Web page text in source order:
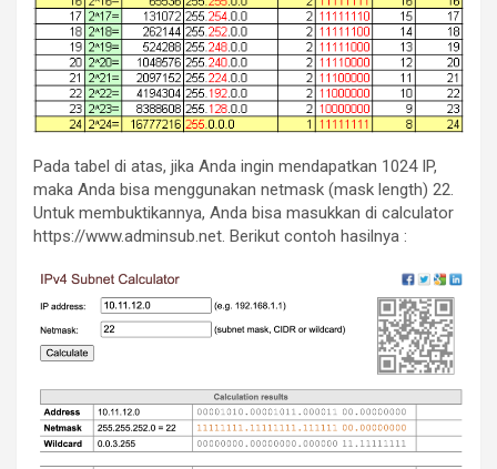
Pada tabel di atas, jika Anda ingin mendapatkan 1024 IP,
maka Anda bisa menggunakan netmask (mask length) 22.
Untuk membuktikannya, Anda bisa masukkan di calculator
https://www.adminsub.net. Berikut contoh hasilnya :